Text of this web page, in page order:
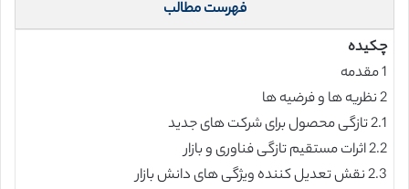
فهرست مطالب
چکیده
1 مقدمه
2 نظریه ها و فرضیه ها
2.1 تازگی محصول برای شرکت های جدید
2.2 اثرات مستقیم تازگی فناوری و بازار
2.3 نقش تعدیل کننده ویژگی های دانش بازار